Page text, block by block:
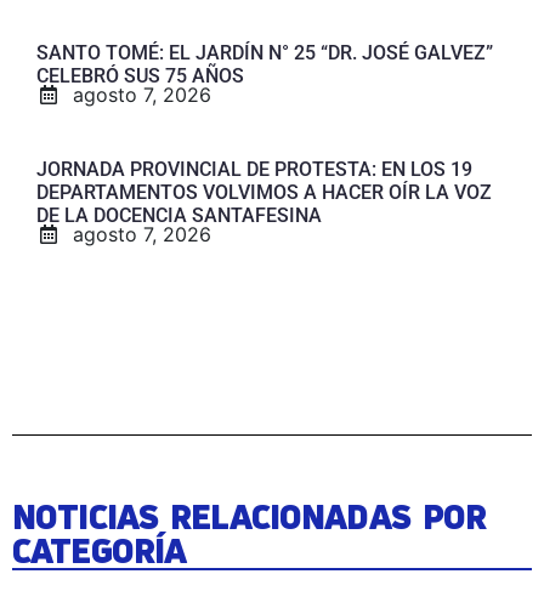
SANTO TOMÉ: EL JARDÍN N° 25 “DR. JOSÉ GALVEZ”
CELEBRÓ SUS 75 AÑOS
agosto 7, 2026
JORNADA PROVINCIAL DE PROTESTA: EN LOS 19
DEPARTAMENTOS VOLVIMOS A HACER OÍR LA VOZ
DE LA DOCENCIA SANTAFESINA
agosto 7, 2026
NOTICIAS RELACIONADAS POR
CATEGORÍA